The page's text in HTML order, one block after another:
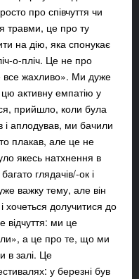
про співчуття чи
травми, це про ту
на дію, яка спонукає
о-пліч. Це не про
все жахливо». Ми дуже
активну емпатію у
прийшло, коли була
і аплодував, ми бачили
плакав, але це не
якесь натхнення в
глядачів/-ок і
важку тему, але він
хочеться долучитися до
відчуття: ми це
а це про те, що ми
в залі. Це
у березні був